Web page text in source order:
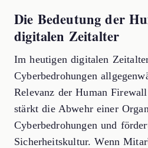
Die Bedeutung der
digitalen Zeitalter
Im heutigen digitalen
Cyberbedrohungen
Relevanz der Human
stärkt die Abwehr einer
Cyberbedrohungen und
Sicherheitskultur. Wenn